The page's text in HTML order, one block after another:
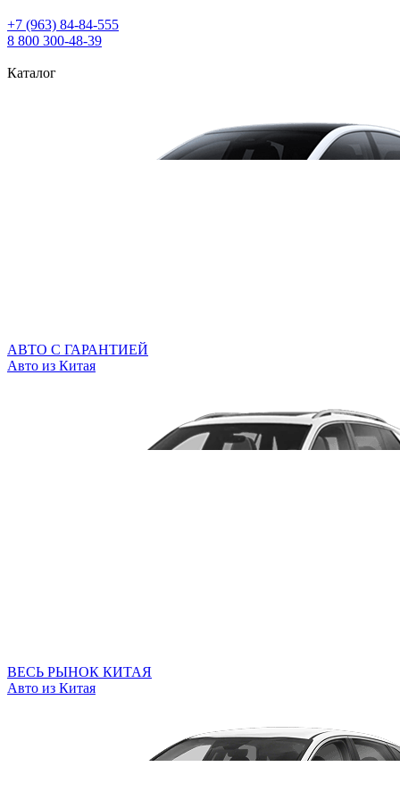
+7 (963) 84‑84‑555
8 800 300‑48‑39
Каталог
АВТО С ГАРАНТИЕЙ
Авто из Китая
ВЕСЬ РЫНОК КИТАЯ
Авто из Китая